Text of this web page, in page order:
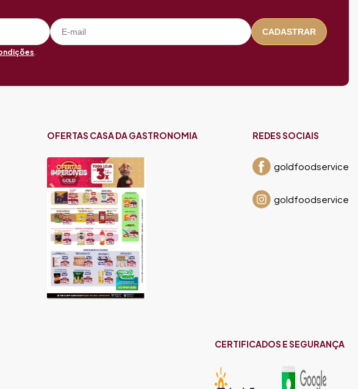
CADASTRAR
.
OFERTAS CASA DA GASTRONOMIA REDES SOCIAIS
goldfoodservice
goldfoodservice
CERTIFICADOS E SEGURANÇA